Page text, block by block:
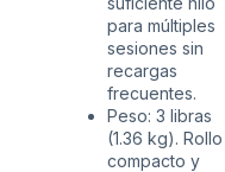
para múltiples
sesiones sin
recargas
frecuentes.
Peso: 3 libras
(1.36 kg). Rollo
compacto y